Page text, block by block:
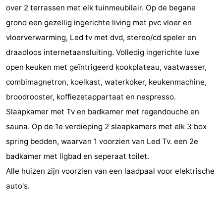
Texel
De
Krim
-
EuroParcs
Texel
-
Kustpark
Texel
-
Sluftervallei
-
Strandhuys
-
Villapark
Residentie
Texel
-
Villapark
Vogelmient
Last
minutes
Strand
Zien
over 2 terrassen met elk tuinmeubilair. Op de begane
grond een gezellig ingerichte living met pvc vloer en
vloerverwarming, Led tv met dvd, stereo/cd speler en
draadloos internetaansluiting. Volledig ingerichte luxe
open keuken met geïntrigeerd kookplateau, vaatwasser,
combimagnetron, koelkast, waterkoker, keukenmachine,
broodrooster, koffiezetappartaat en nespresso.
Slaapkamer met Tv en badkamer met regendouche en
sauna. Op de 1e verdieping 2 slaapkamers met elk 3 box
spring bedden, waarvan 1 voorzien van Led Tv. een 2e
badkamer met ligbad en seperaat toilet.
Alle huizen zijn voorzien van een laadpaal voor elektrische
auto's.